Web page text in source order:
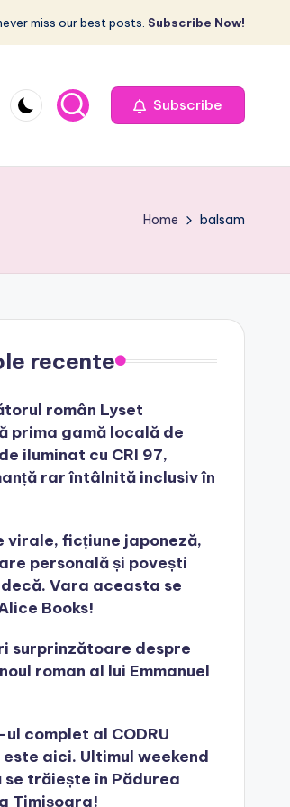
miss our best posts. Subscribe Now!
Subscribe
Home balsam
recente
român Lyset
prima gamă locală de
iluminat cu CRI 97,
rar întâlnită inclusiv în
virale, ficțiune japoneză,
personală și povești
Vara aceasta se
Books!
surprinzătoare despre
roman al lui Emmanuel
complet al CODRU
aici. Ultimul weekend
se trăiește în Pădurea
Timișoara!